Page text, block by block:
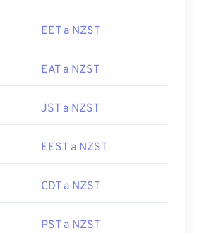
EET a NZST
EAT a NZST
JST a NZST
EEST a NZST
CDT a NZST
PST a NZST